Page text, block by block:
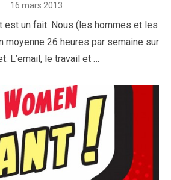
Posted
16 mars 2013
est un fait. Nous (les hommes et les
moyenne 26 heures par semaine sur
L’email, le travail et …